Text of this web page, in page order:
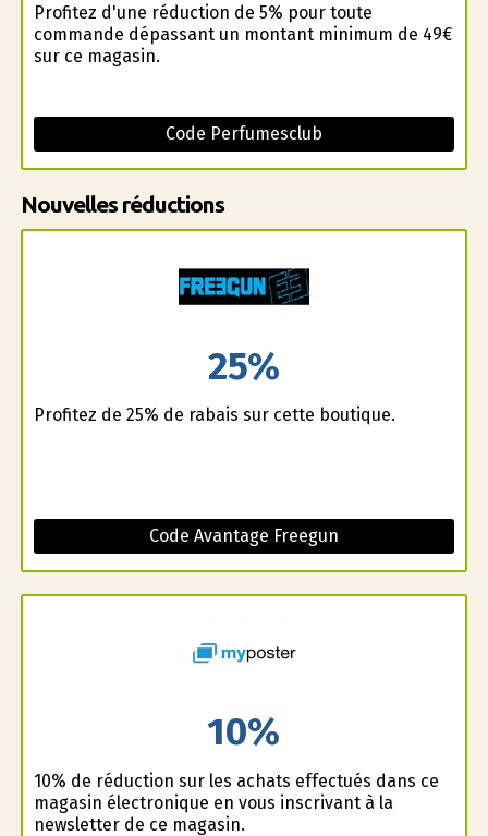
Profitez d'une réduction de 5% pour toute
commande dépassant un montant minimum de 49€
sur ce magasin.
Code Perfumesclub
Nouvelles réductions
25%
Profitez de 25% de rabais sur cette boutique.
Code Avantage Freegun
10%
10% de réduction sur les achats effectués dans ce
magasin électronique en vous inscrivant à la
newsletter de ce magasin.